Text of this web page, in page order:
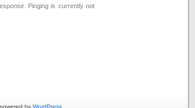
Pinging is currently not
by WordPress